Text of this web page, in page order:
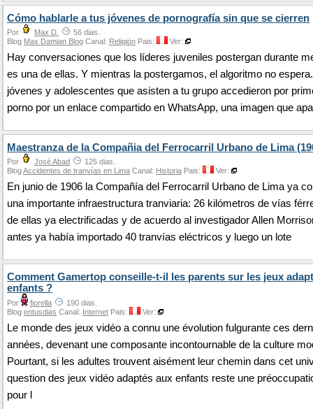
Cómo hablarle a tus jóvenes de pornografía sin que se cierren
Por Max D.
56 dias.
Blog Max Damian Blog Canal: Religión Pais: Ver:
Hay conversaciones que los líderes juveniles postergan durante
es una de ellas. Y mientras la postergamos, el algoritmo no
jóvenes y adolescentes que asisten a tu grupo accedieron por
porno por un enlace compartido en WhatsApp, una imagen que
Maestranza de la Compañia del Ferrocarril Urbano de Lima
Por José Abad
125 dias.
BlogAccidentes de tranvías en Lima Canal: Historia Pais: Ver:
En junio de 1906 la Compañía del Ferrocarril Urbano de Lima ya
una importante infraestructura tranviaria: 26 kilómetros de vías
de ellas ya electrificadas y de acuerdo al investigador Allen
antes ya había importado 40 tranvías eléctricos y luego un lote
Comment Gamertop conseille-t-il les parents sur les jeux
enfants ?
Por fiorella
190 dias.
Blog entusdias Canal: Internet Pais: Ver:
Le monde des jeux vidéo a connu une évolution fulgurante ces
années, devenant une composante incontournable de la culture
Pourtant, si les adultes trouvent aisément leur chemin dans cet
question des jeux vidéo adaptés aux enfants reste une
pour l